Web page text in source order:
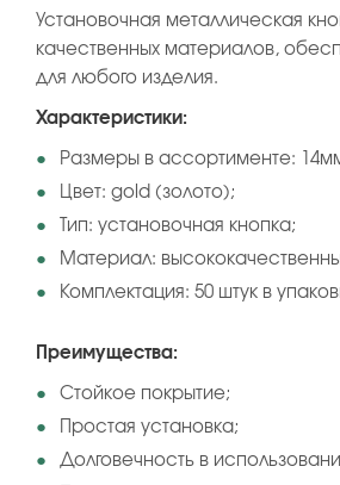
Установочная металлическая
качественных материалов,
для любого изделия.
Характеристики:
Размеры в ассортименте:
Цвет: gold (золото);
Тип: установочная кнопка;
Материал:
Комплектация: 50 штук в
Преимущества:
Стойкое покрытие;
Простая установка;
Долговечность в